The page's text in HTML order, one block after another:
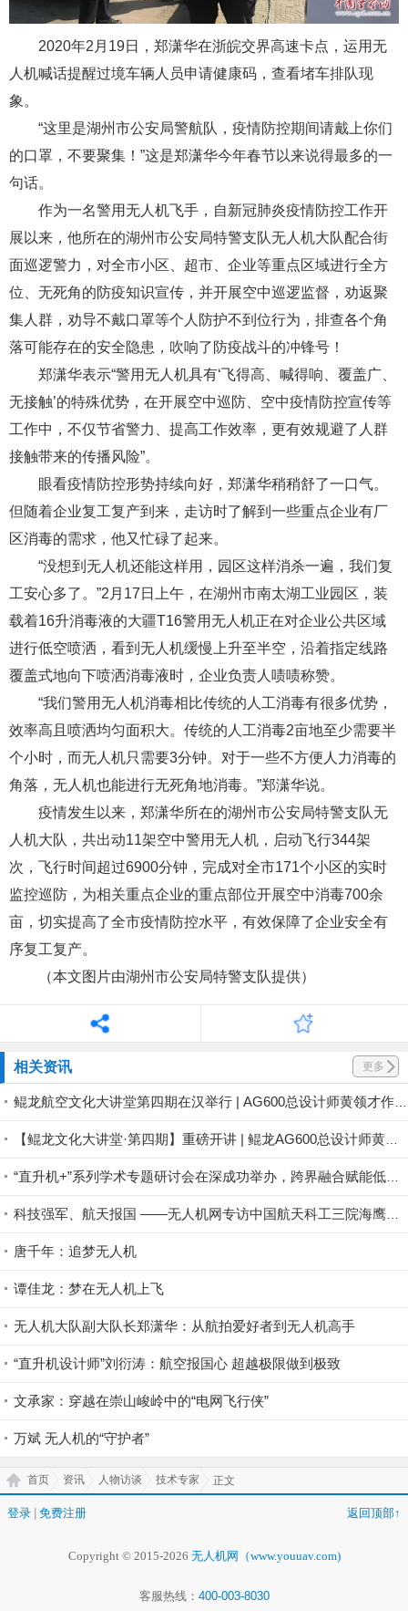
2020年2月19日，郑潇华在浙皖交界高速卡点，运用无
人机喊话提醒过境车辆人员申请健康码，查看堵车排队现
象。
“这里是湖州市公安局警航队，疫情防控期间请戴上你们
的口罩，不要聚集！”这是郑潇华今年春节以来说得最多的一
句话。
作为一名警用无人机飞手，自新冠肺炎疫情防控工作开
展以来，他所在的湖州市公安局特警支队无人机大队配合街
面巡逻警力，对全市小区、超市、企业等重点区域进行全方
位、无死角的防疫知识宣传，并开展空中巡逻监督，劝返聚
集人群，劝导不戴口罩等个人防护不到位行为，排查各个角
落可能存在的安全隐患，吹响了防疫战斗的冲锋号！
郑潇华表示“警用无人机具有‘飞得高、喊得响、覆盖广、
无接触’的特殊优势，在开展空中巡防、空中疫情防控宣传等
工作中，不仅节省警力、提高工作效率，更有效规避了人群
接触带来的传播风险”。
眼看疫情防控形势持续向好，郑潇华稍稍舒了一口气。
但随着企业复工复产到来，走访时了解到一些重点企业有厂
区消毒的需求，他又忙碌了起来。
“没想到无人机还能这样用，园区这样消杀一遍，我们复
工安心多了。”2月17日上午，在湖州市南太湖工业园区，装
载着16升消毒液的大疆T16警用无人机正在对企业公共区域
进行低空喷洒，看到无人机缓慢上升至半空，沿着指定线路
覆盖式地向下喷洒消毒液时，企业负责人啧啧称赞。
“我们警用无人机消毒相比传统的人工消毒有很多优势，
效率高且喷洒均匀面积大。传统的人工消毒2亩地至少需要半
个小时，而无人机只需要3分钟。对于一些不方便人力消毒的
角落，无人机也能进行无死角地消毒。”郑潇华说。
疫情发生以来，郑潇华所在的湖州市公安局特警支队无
人机大队，共出动11架空中警用无人机，启动飞行344架
次，飞行时间超过6900分钟，完成对全市171个小区的实时
监控巡防，为相关重点企业的重点部位开展空中消毒700余
亩，切实提高了全市疫情防控水平，有效保障了企业安全有
序复工复产。
（本文图片由湖州市公安局特警支队提供）
相关资讯 更多
鲲龙航空文化大讲堂第四期在汉举行 | AG600总设计师黄领才作主题分享，讲述大国重器研制背后的中国航空人故事
【鲲龙文化大讲堂·第四期】重磅开讲 | 鲲龙AG600总设计师黄领才：我的梦！航空梦！中国梦！
“直升机+”系列学术专题研讨会在深成功举办，跨界融合赋能低空经济新未来
科技强军、航天报国 ——无人机网专访中国航天科工三院海鹰航空通用装备有限责任公司
唐千年：追梦无人机
谭佳龙：梦在无人机上飞
无人机大队副大队长郑潇华：从航拍爱好者到无人机高手
“直升机设计师”刘衍涛：航空报国心 超越极限做到极致
文承家：穿越在崇山峻岭中的“电网飞行侠”
万斌 无人机的“守护者”
首页 资讯 人物访谈 技术专家 正文
登录 免费注册 返回顶部↑
Copyright © 2015-2026 无人机网（www.youuav.com)
客服热线： 400-003-8030